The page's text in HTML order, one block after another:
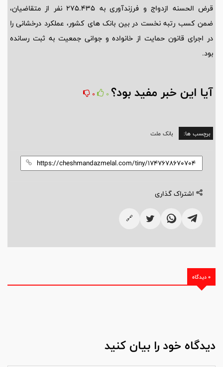
قرض الحسنه ازدواج و فرزندآوری به 275.435 نفر از متقاضیان،
ضمن کسب رتبه نخست در بین بانک های کشور، عملکرد درخشانی را
در اجرای قانون حمایت از خانواده و جوانی جمعیت به ثبت رسانده
بود.
آیا این خبر مفید بود؟ 0
0
برچسب ها: بانک ملت
اشتراک گذاری
🔗
0 دیدگاه
دیدگاه خود را بیان کنید